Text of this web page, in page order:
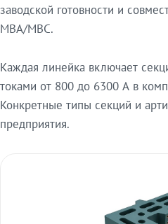
заводской готовности и
МВА/МВС.
Каждая линейка включает
токами от 800 до 6300 А в
Конкретные типы секций и
предприятия.